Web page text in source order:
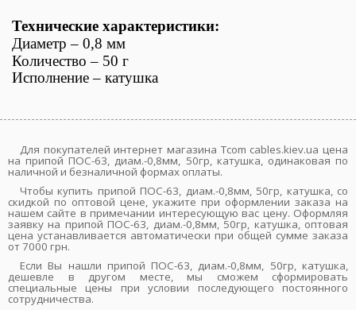
Технические характеристики:
Диаметр – 0,8 мм
Количество – 50 г
Исполнение – катушка
Для покупателей интернет магазина Tcom cables.kiev.ua цена
на припой ПОС-63, диам.-0,8мм, 50гр, катушка, одинаковая по
наличной и безналичной формах оплаты.
Чтобы купить припой ПОС-63, диам.-0,8мм, 50гр, катушка, со
скидкой по оптовой цене, укажите при оформлении заказа на
нашем сайте в примечании интересующую вас цену. Оформляя
заявку на припой ПОС-63, диам.-0,8мм, 50гр, катушка, оптовая
цена устанавливается автоматически при общей сумме заказа
от 7000 грн.
Если Вы нашли припой ПОС-63, диам.-0,8мм, 50гр, катушка,
дешевле в другом месте, мы сможем сформировать
специальные цены при условии последующего постоянного
сотрудничества.